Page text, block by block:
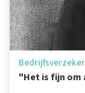
"Het is fijn om